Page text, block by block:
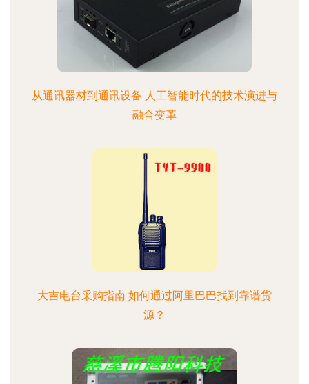
从通讯器材到通讯设备 人工智能时代的技术演进与
融合变革
大吉电台采购指南 如何通过阿里巴巴找到靠谱货
源？